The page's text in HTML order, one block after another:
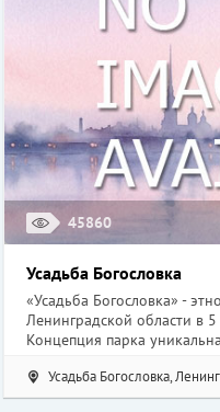
45860
Усадьба Богословка
«Усадьба Богословка» -
Ленинградской области в
Концепция парка
Усадьба Богословка,